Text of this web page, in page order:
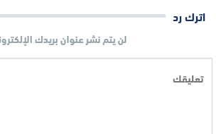
اترك رد
لن يتم نشر عنوان بريدك